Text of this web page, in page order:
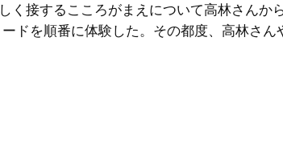
接するこころがまえについて高林さんか
を順番に体験した。その都度、高林さん